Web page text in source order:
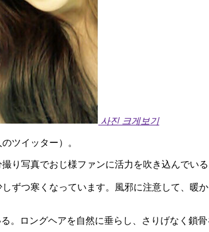
사진 크게보기
ツイッター）。
り写真でおじ様ファンに活力を吹き込んでいる
ずつ寒くなっています。風邪に注意して、暖
。ロングヘアを自然に垂らし、さりげなく鎖